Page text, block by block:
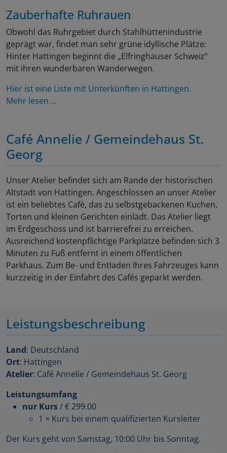
Zauberhafte Ruhrauen
Obwohl das Ruhrgebiet durch Stahlhüttenindustrie
geprägt war, findet man sehr grüne idyllische Plätze:
Hinter Hattingen beginnt die „Elfringhauser Schweiz“
mit ihren wunderbaren Wanderwegen.
Hier ist eine Liste mit Unterkünften in Hattingen.
Mehr lesen ...
Café Annelie / Gemeindehaus St.
Georg
Unser Atelier befindet sich am Rande der historischen
Altstadt von Hattingen. Angeschlossen an unser Atelier
ist ein beliebtes Café, das zu selbstgebackenen Kuchen,
Torten und kleinen Gerichten einlädt. Das Atelier liegt
im Erdgeschoss und ist barrierefrei zu erreichen.
Ausreichend kostenpflichtige Parkplätze befinden sich 3
Minuten zu Fuß entfernt in einem öffentlichen
Parkhaus. Zum Be- und Entladen Ihres Fahrzeuges kann
kurzzeitig in der Einfahrt des Cafés geparkt werden.
Leistungsbeschreibung
Land: Deutschland
Ort: Hattingen
Atelier: Café Annelie / Gemeindehaus St. Georg
Leistungsumfang
nur Kurs/€ 299.00
1 × Kurs bei einem qualifizierten Kursleiter
Der Kurs geht von Samstag, 10:00 Uhr bis Sonntag.